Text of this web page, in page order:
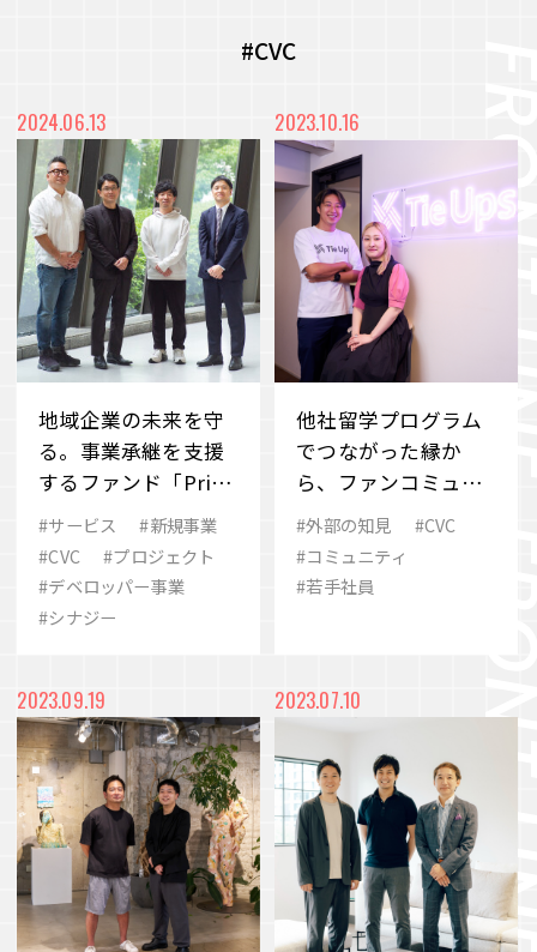
未来をより良く、面白くするー 従業員のWillを
起点に、スタートアップ企業との共創を目指すC
VIEW MORE
#メタバース #Web3時代 #DX
#外部の知見 #アナザーアドレス
#ファッション #サブスクリプション
#自分事 #サービス #新規事業
VIEW MORE
サステナビリティ
ニュース＆トピックス
採用情報
お問い合わせ
#メディア
#産学連携 #端材再活用
#デベロッパー事業 #職場づくり
#障がい者雇用 #雇用促進 #地域共栄
#リユース #価値共創 #環境共生
#事業承継 #ブランドづくり
#サステナビリティ #若手社員
#クラウドファンディング #消費科学研究所
#歴史 #eスポーツ #ありたい姿
#2030 #シナジー #SCARZ
#ビューティー #地域共生
#CVC
2024.06.13
地域企業の未来を守
る。事業承継を支援
するファンド「Pride
Fund」設立の背景と
展望
#サービス
#新規事業
#CVC
#プロジェクト
#デベロッパー事業
#シナジー
2023.10.16
他社留学プログラム
でつながった縁か
ら、ファンコミュニ
ティを共創する仲間
へ
#外部の知見
#CVC
#コミュニティ
#若手社員
2023.09.19 2023.07.10